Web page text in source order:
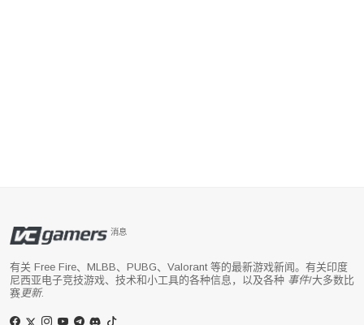
消息
有关 Free Fire、MLBB、PUBG、Valorant 等的最新游戏新闻。有关印度
尼西亚电子竞技游戏、技术和小工具的各种信息，以及各种 事件/大多数比
赛 更新.